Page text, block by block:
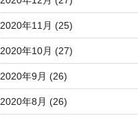
2020年11月 (25)
2020年10月 (27)
2020年9月 (26)
2020年8月 (26)